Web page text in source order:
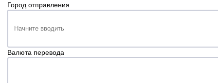
Город отправления
Валюта перевода